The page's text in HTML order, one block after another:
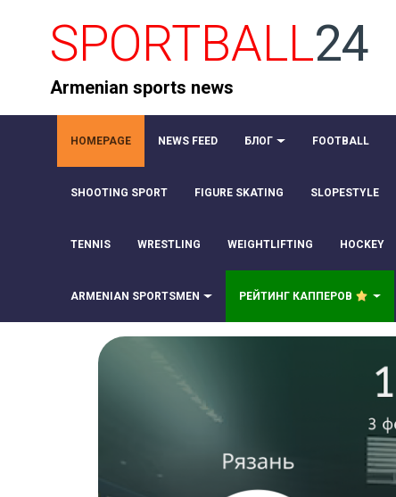
SPORTBALL24
Armenian sports news
HOMEPAGE NEWS FEED БЛОГ FOOTBALL
SHOOTING SPORT FIGURE SKATING SLOPESTYLE
TENNIS WRESTLING WEIGHTLIFTING HOCKEY
ARMENIAN SPORTSMEN РЕЙТИНГ КАППЕРОВ